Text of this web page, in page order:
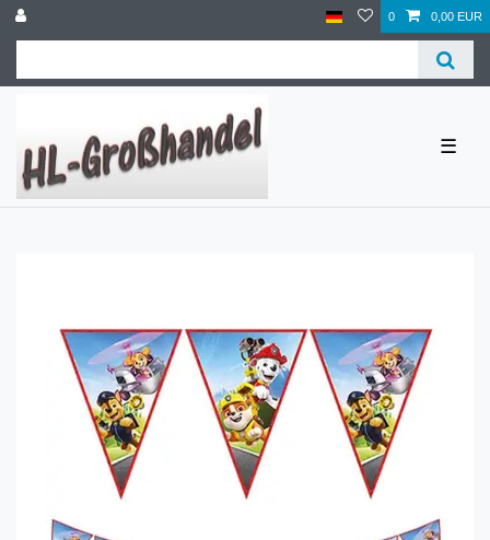
0 0,00 EUR
☰